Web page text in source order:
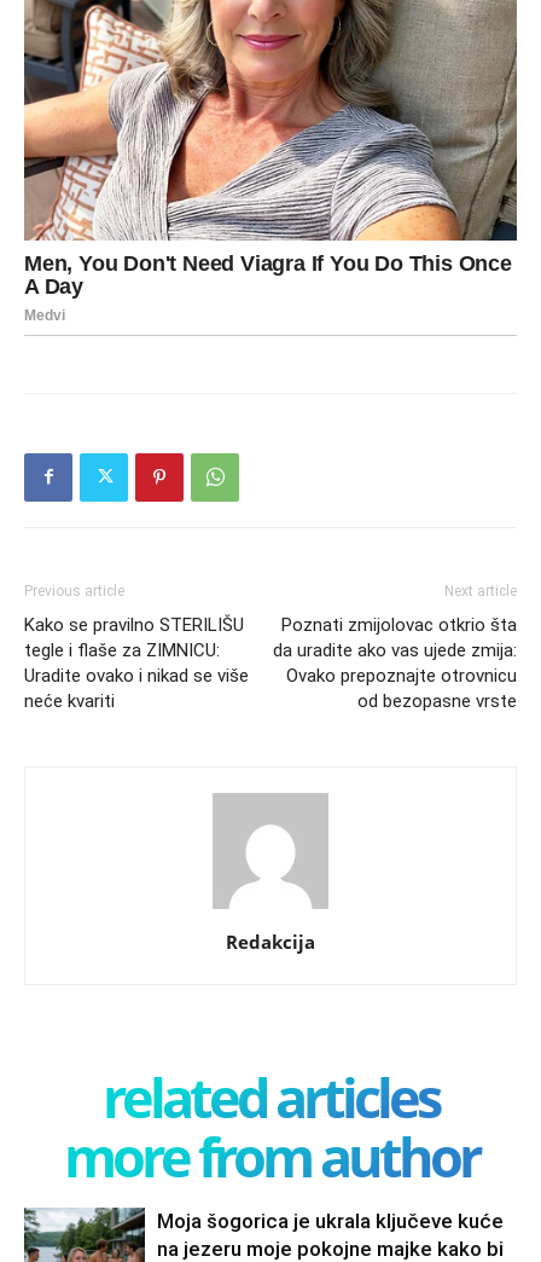
Previous article
Kako se pravilno STERILIŠU
tegle i flaše za ZIMNICU:
Uradite ovako i nikad se više
neće kvariti
Next article
Poznati zmijolovac otkrio šta
da uradite ako vas ujede zmija:
Ovako prepoznajte otrovnicu
od bezopasne vrste
Redakcija
related articles
more from author
Moja šogorica je ukrala ključeve kuće
na jezeru moje pokojne majke kako bi